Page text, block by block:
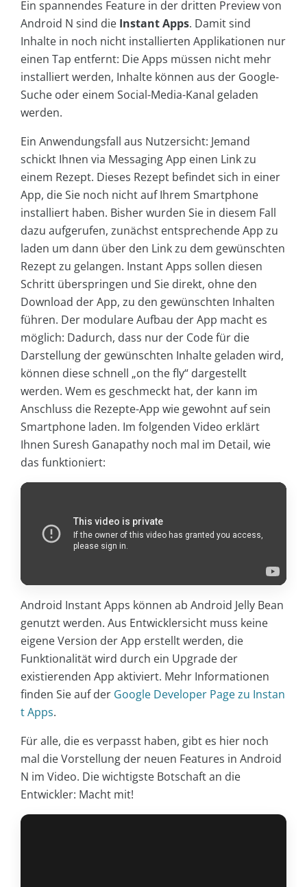
Ein spannendes Feature in der dritten Preview von
Android N sind die Instant Apps. Damit sind
Inhalte in noch nicht installierten Applikationen nur
einen Tap entfernt: Die Apps müssen nicht mehr
installiert werden, Inhalte können aus der Google-
Suche oder einem Social-Media-Kanal geladen
werden.
Ein Anwendungsfall aus Nutzersicht: Jemand
schickt Ihnen via Messaging App einen Link zu
einem Rezept. Dieses Rezept befindet sich in einer
App, die Sie noch nicht auf Ihrem Smartphone
installiert haben. Bisher wurden Sie in diesem Fall
dazu aufgerufen, zunächst entsprechende App zu
laden um dann über den Link zu dem gewünschten
Rezept zu gelangen. Instant Apps sollen diesen
Schritt überspringen und Sie direkt, ohne den
Download der App, zu den gewünschten Inhalten
führen. Der modulare Aufbau der App macht es
möglich: Dadurch, dass nur der Code für die
Darstellung der gewünschten Inhalte geladen wird,
können diese schnell „on the fly“ dargestellt
werden. Wem es geschmeckt hat, der kann im
Anschluss die Rezepte-App wie gewohnt auf sein
Smartphone laden. Im folgenden Video erklärt
Ihnen Suresh Ganapathy noch mal im Detail, wie
das funktioniert:
Android Instant Apps können ab Android Jelly Bean
genutzt werden. Aus Entwicklersicht muss keine
eigene Version der App erstellt werden, die
Funktionalität wird durch ein Upgrade der
existierenden App aktiviert. Mehr Informationen
finden Sie auf der Google Developer Page zu Instan
t Apps.
Für alle, die es verpasst haben, gibt es hier noch
mal die Vorstellung der neuen Features in Android
N im Video. Die wichtigste Botschaft an die
Entwickler: Macht mit!